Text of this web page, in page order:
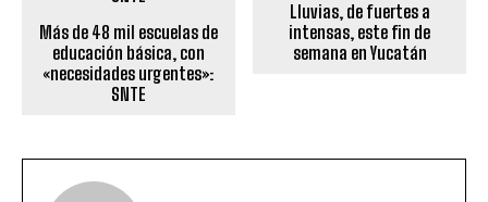
Más de 48 mil escuelas de
educación básica, con
«necesidades urgentes»:
SNTE
Lluvias, de fuertes a
intensas, este fin de
semana en Yucatán